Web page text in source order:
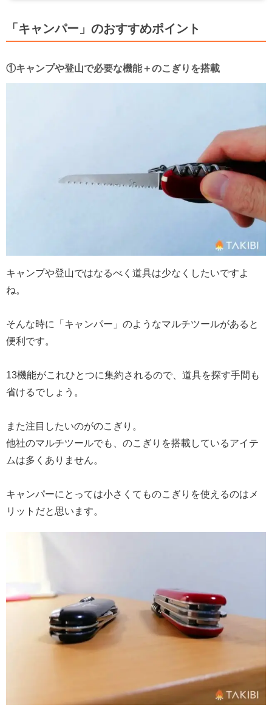
「キャンパー」のおすすめポイント
①キャンプや登山で必要な機能＋のこぎりを搭載
キャンプや登山ではなるべく道具は少なくしたいですよ
ね。
そんな時に「キャンパー」のようなマルチツールがあると
便利です。
13機能がこれひとつに集約されるので、道具を探す手間も
省けるでしょう。
また注目したいのがのこぎり。
他社のマルチツールでも、のこぎりを搭載しているアイテ
ムは多くありません。
キャンパーにとっては小さくてものこぎりを使えるのはメ
リットだと思います。